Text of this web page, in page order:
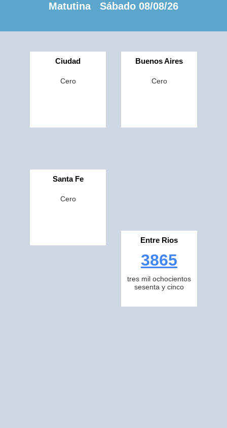
Matutina Sábado 08/08/26
Ciudad
Cero
Buenos Aires
Cero
Santa Fe
Cero
Entre Rios
3865
tres mil ochocientos
sesenta y cinco